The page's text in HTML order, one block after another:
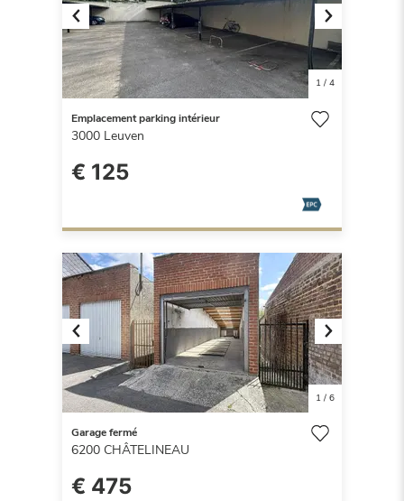
Previous Next
1/ 4
Emplacement parking intérieur
3000 Leuven
€ 125
Previous Next
1/ 6
Garage fermé
6200 CHÂTELINEAU
€ 475